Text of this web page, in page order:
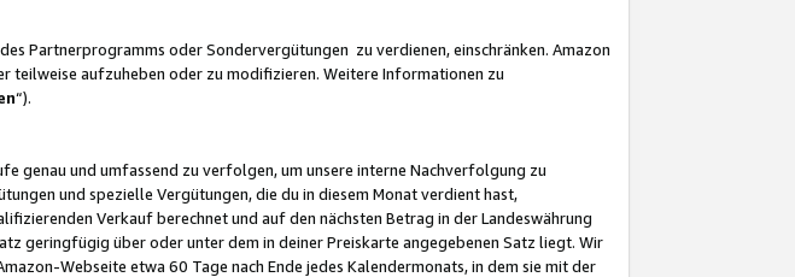
Partnerprogramms oder Sondervergütungen zu verdienen, einschränken. Amazon
teilweise aufzuheben oder zu modifizieren. Weitere Informationen zu
“).
genau und umfassend zu verfolgen, um unsere interne Nachverfolgung zu
und spezielle Vergütungen, die du in diesem Monat verdient hast,
Verkauf berechnet und auf den nächsten Betrag in der Landeswährung
geringfügig über oder unter dem in deiner Preiskarte angegebenen Satz liegt. Wir
Webseite etwa 60 Tage nach Ende jedes Kalendermonats, in dem sie mit der